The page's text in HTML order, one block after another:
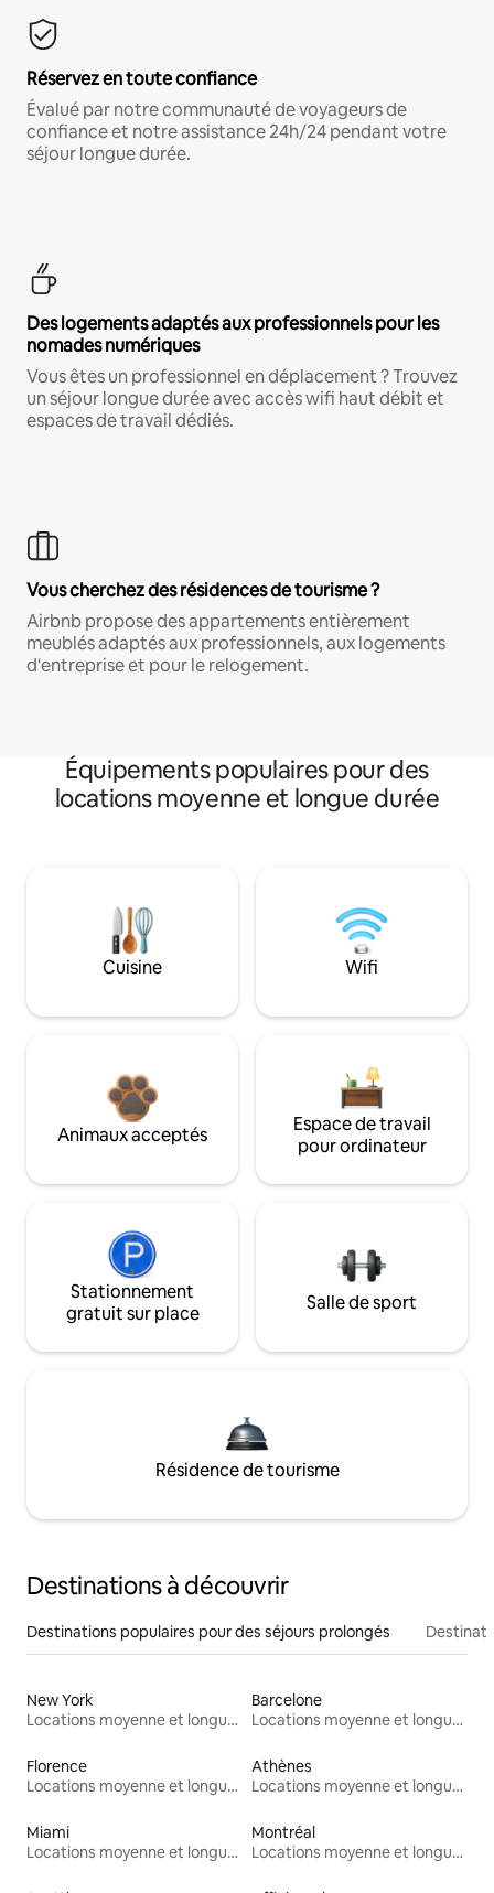
Réservez en toute confiance
Évalué par notre communauté de voyageurs de
confiance et notre assistance 24h/24 pendant votre
séjour longue durée.
Des logements adaptés aux professionnels pour les
nomades numériques
Vous êtes un professionnel en déplacement ? Trouvez
un séjour longue durée avec accès wifi haut débit et
espaces de travail dédiés.
Vous cherchez des résidences de tourisme ?
Airbnb propose des appartements entièrement
meublés adaptés aux professionnels, aux logements
d'entreprise et pour le relogement.
Équipements populaires pour des
locations moyenne et longue durée
Cuisine Wifi
Animaux acceptés
Espace de travail
pour ordinateur
Stationnement
gratuit sur place
Salle de sport
Résidence de tourisme
Destinations à découvrir
Destinations populaires pour des séjours prolongés
New York
Locations moyenne et longue durée
Barcelone
Locations moyenne et longue durée
Florence
Locations moyenne et longue durée
Athènes
Locations moyenne et longue durée
Miami
Locations moyenne et longue durée
Montréal
Locations moyenne et longue durée